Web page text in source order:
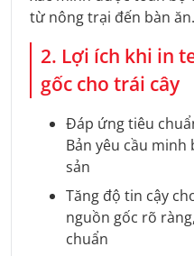
từ nông trại đến bàn ăn.
2. Lợi ích khi in
gốc cho trái cây
Đáp ứng tiêu
Bản yêu cầu
sản
Tăng độ tin cậy
nguồn gốc rõ
chuẩn